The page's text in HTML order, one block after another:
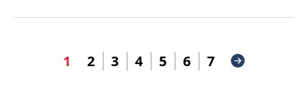
1 2 3 4 5 6 7